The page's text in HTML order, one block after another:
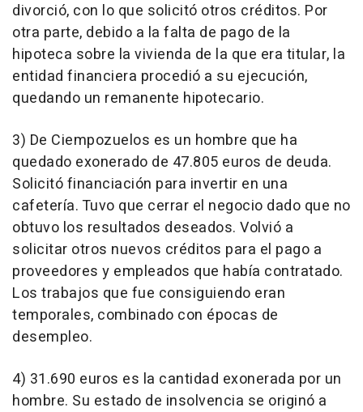
divorció, con lo que solicitó otros créditos. Por
otra parte, debido a la falta de pago de la
hipoteca sobre la vivienda de la que era titular, la
entidad financiera procedió a su ejecución,
quedando un remanente hipotecario.
3) De Ciempozuelos es un hombre que ha
quedado exonerado de 47.805 euros de deuda.
Solicitó financiación para invertir en una
cafetería. Tuvo que cerrar el negocio dado que no
obtuvo los resultados deseados. Volvió a
solicitar otros nuevos créditos para el pago a
proveedores y empleados que había contratado.
Los trabajos que fue consiguiendo eran
temporales, combinado con épocas de
desempleo.
4) 31.690 euros es la cantidad exonerada por un
hombre. Su estado de insolvencia se originó a